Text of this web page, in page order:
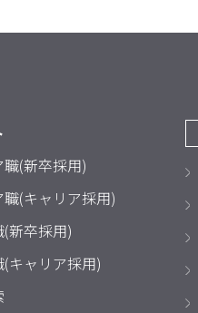
(新卒採用)
(キャリア採用)
新卒採用)
キャリア採用)